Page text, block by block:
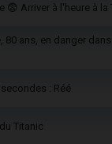
😨 Arriver à l'heure à la
80 ans, en danger
: Réé
Titanic